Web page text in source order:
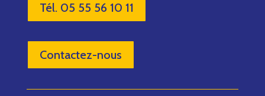
Tél. 05 55 56 10 11
Contactez-nous